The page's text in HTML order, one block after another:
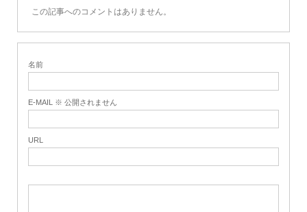
この記事へのコメントはありません。
名前
E-MAIL ※ 公開されません
URL